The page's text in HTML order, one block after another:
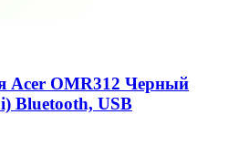
Acer OMR312 Черный
Bluetooth, USB